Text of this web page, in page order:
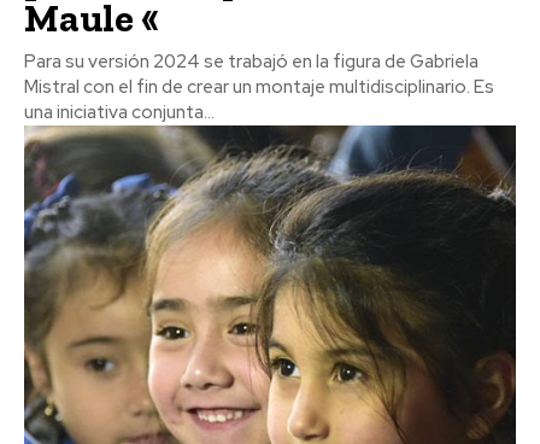
Maule «
Para su versión 2024 se trabajó en la figura de Gabriela
Mistral con el fin de crear un montaje multidisciplinario. Es
una iniciativa conjunta...